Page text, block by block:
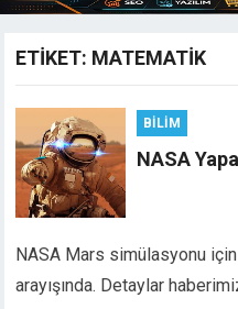
ETIKET: MATEMATIK
BILIM
NASA
NASA Mars simülasyonu
arayışında. Detaylar